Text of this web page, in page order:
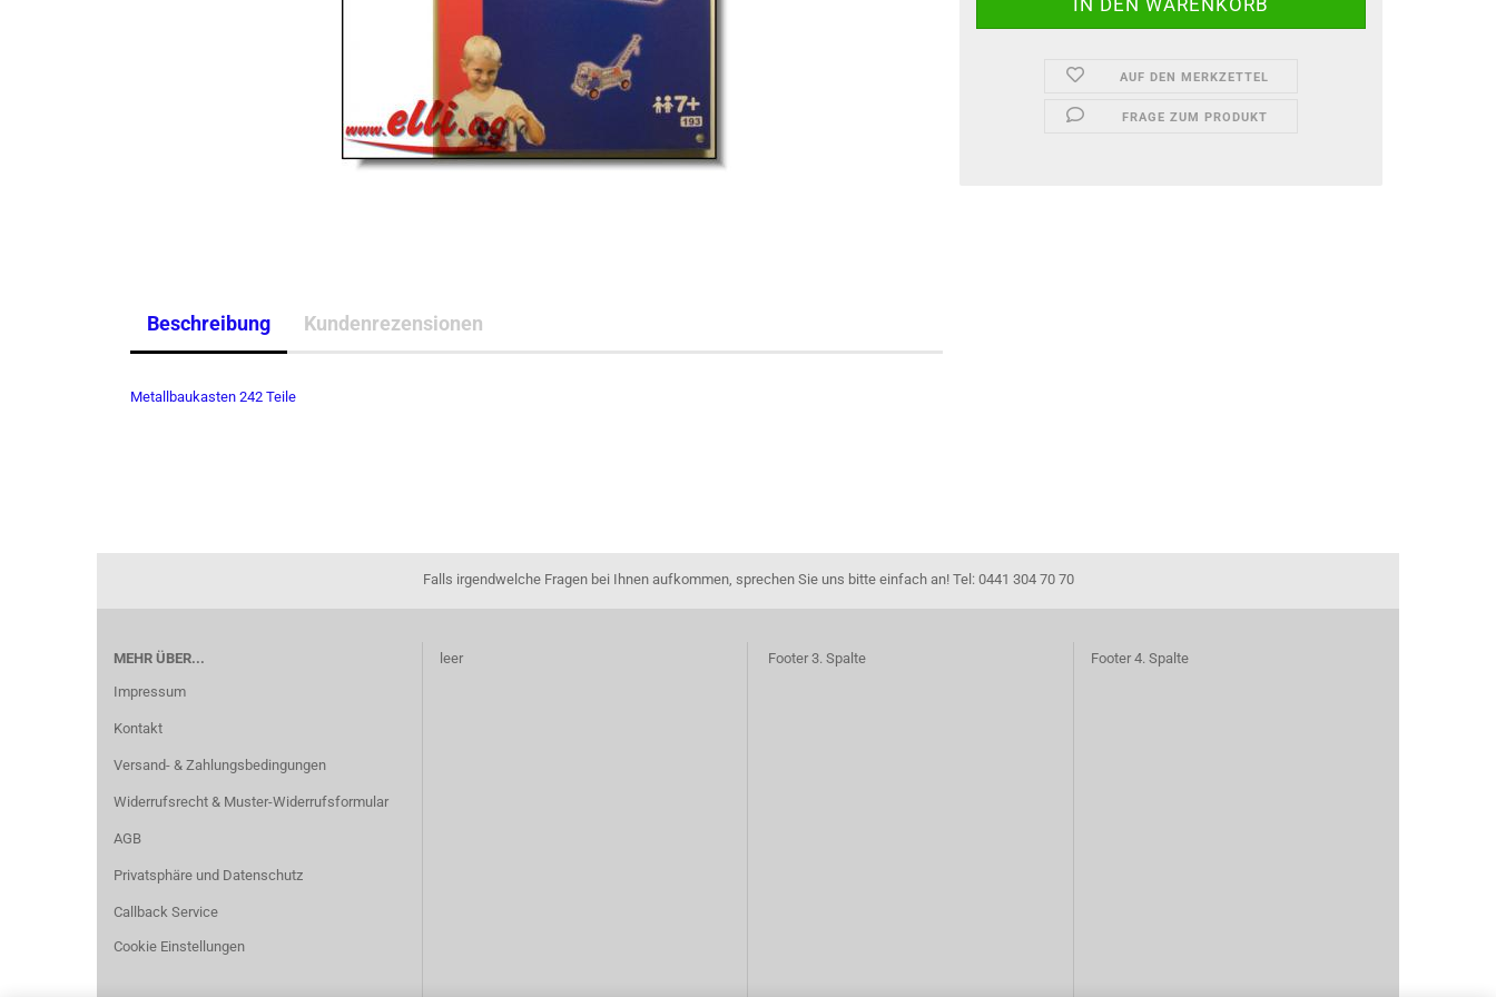
AUF DEN MERKZETTEL
FRAGE ZUM PRODUKT
Beschreibung Kundenrezensionen
Metallbaukasten 242 Teile
Falls irgendwelche Fragen bei Ihnen aufkommen, sprechen Sie uns bitte einfach an! Tel: 0441 304 70 70
MEHR ÜBER...
Impressum
Kontakt
Versand- & Zahlungsbedingungen
Widerrufsrecht & Muster-Widerrufsformular
AGB
Privatsphäre und Datenschutz
Callback Service
Cookie Einstellungen
leer Footer 3. Spalte Footer 4. Spalte